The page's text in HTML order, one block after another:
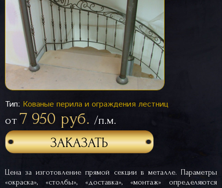
Тип: Кованые перила и ограждения лестниц
от 7 950 руб. /п.м.
ЗАКАЗАТЬ
Цена за изготовление прямой секции в металле. Параметры
«окраска», «столбы», «доставка», «монтаж» определяются